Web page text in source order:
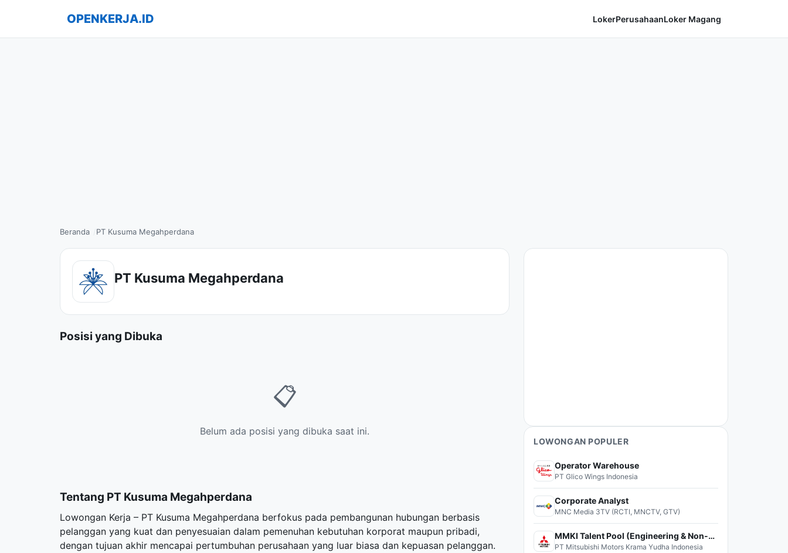
OPENKERJA.ID LokerPerusahaanLoker Magang
Beranda PT Kusuma Megahperdana
PT Kusuma Megahperdana
Posisi yang Dibuka
📋
Belum ada posisi yang dibuka saat ini.
Tentang PT Kusuma Megahperdana
Lowongan Kerja – PT Kusuma Megahperdana berfokus pada pembangunan hubungan berbasis
pelanggan yang kuat dan penyesuaian dalam pemenuhan kebutuhan korporat maupun pribadi,
dengan tujuan akhir mencapai pertumbuhan perusahaan yang luar biasa dan kepuasan pelanggan.
LOWONGAN POPULER
Operator Warehouse
PT Glico Wings Indonesia
Corporate Analyst
MNC Media 3TV (RCTI, MNCTV, GTV)
MMKI Talent Pool (Engineering & Non-Engineering)
PT Mitsubishi Motors Krama Yudha Indonesia